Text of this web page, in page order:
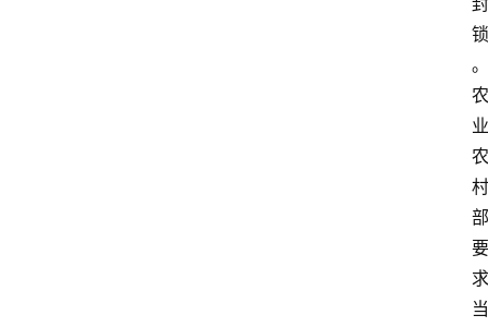
锁
。
农
业
农
村
部
要
求
当